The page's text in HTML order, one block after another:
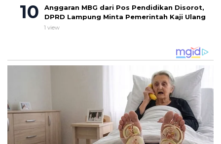
Anggaran MBG dari Pos Pendidikan Disorot,
DPRD Lampung Minta Pemerintah Kaji Ulang
1 view